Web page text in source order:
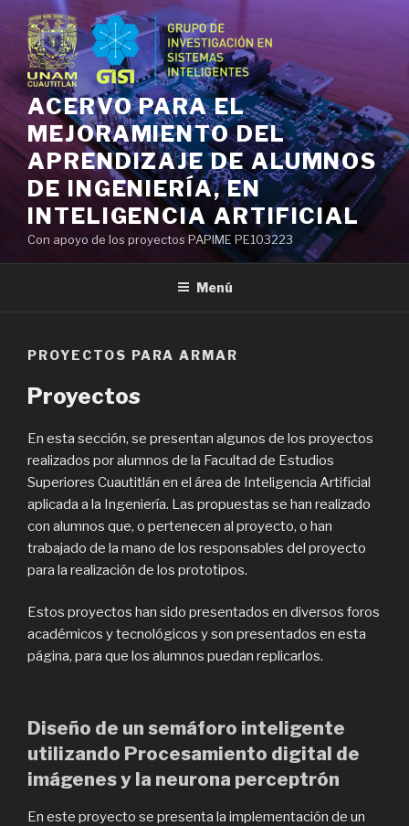
contenido
ACERVO PARA EL
MEJORAMIENTO DEL
APRENDIZAJE DE ALUMNOS
DE INGENIERÍA, EN
INTELIGENCIA ARTIFICIAL
Con apoyo de los proyectos PAPIME PE103223
Menú
PROYECTOS PARA ARMAR
Proyectos
En esta sección, se presentan algunos de los proyectos
realizados por alumnos de la Facultad de Estudios
Superiores Cuautitlán en el área de Inteligencia Artificial
aplicada a la Ingeniería. Las propuestas se han realizado
con alumnos que, o pertenecen al proyecto, o han
trabajado de la mano de los responsables del proyecto
para la realización de los prototipos.
Estos proyectos han sido presentados en diversos foros
académicos y tecnológicos y son presentados en esta
página, para que los alumnos puedan replicarlos.
Diseño de un semáforo inteligente
utilizando Procesamiento digital de
imágenes y la neurona perceptrón
En este proyecto se presenta la implementación de un